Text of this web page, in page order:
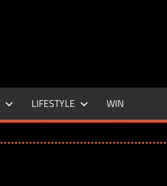
LIFESTYLE WIN